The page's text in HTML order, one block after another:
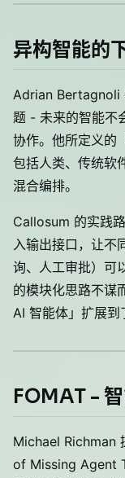
异构智能的
Adrian Bertagnoli
题 - 未来的智能不
协作。他所定义的
包括人类、传统软
混合编排。
Callosum 的实践
入输出接口，让不
询、人工审批）可
的模块化思路不谋
AI 智能体」扩展到
FOMAT -
Michael Richman
of Missing Agent